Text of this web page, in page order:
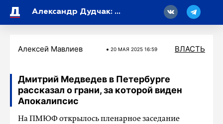
Александр Дудчак: «Пусть финны выпьют эту горькую чашу до дна»
Алексей Мавлиев 20 МАЯ 2025 16:59 ВЛАСТЬ
Дмитрий Медведев в Петербурге
рассказал о грани, за которой виден
Апокалипсис
На ПМЮФ открылось пленарное заседание